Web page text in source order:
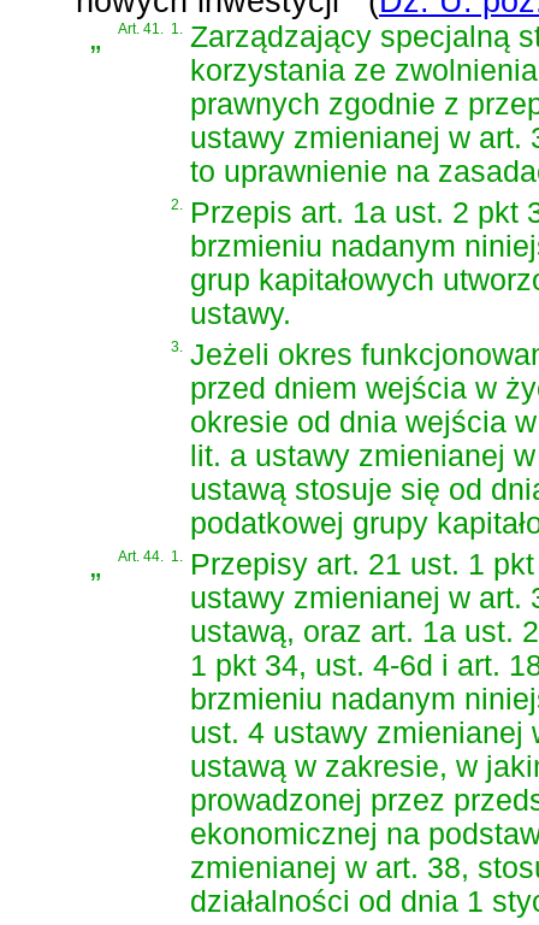
„ Art. 41. 1. Zarządzający specjalną
korzystania ze
prawnych zgodnie z
ustawy zmienianej w art.
to uprawnienie na
2. Przepis art. 1a ust. 2 pkt
brzmieniu nadanym
grup kapitałowych
ustawy.
3. Jeżeli okres
przed dniem wejścia w
okresie od dnia wejścia
lit. a ustawy zmienianej
ustawą stosuje się od
podatkowej grupy
„ Art. 44. 1. Przepisy art. 21 ust. 1
ustawy zmienianej w art.
ustawą, oraz art. 1a ust.
1 pkt 34, ust. 4-6d i art.
brzmieniu nadanym
ust. 4 ustawy zmienianej
ustawą w zakresie, w
prowadzonej przez
ekonomicznej na
zmienianej w art. 38,
działalności od dnia 1